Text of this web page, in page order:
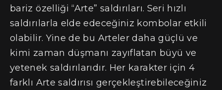
bariz özelliği “Arte” saldırıları. Seri hızlı
saldırılarla elde edeceğiniz kombolar etkili
olabilir. Yine de bu Arteler daha güçlü ve
kimi zaman düşmanı zayıflatan büyü ve
yetenek saldırılarıdır. Her karakter için 4
farklı Arte saldırısı gerçekleştirebileceğiniz